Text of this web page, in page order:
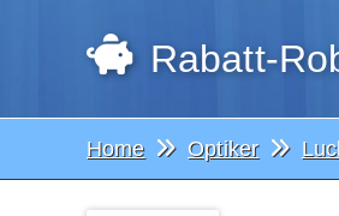
Rabatt-
Home Optiker